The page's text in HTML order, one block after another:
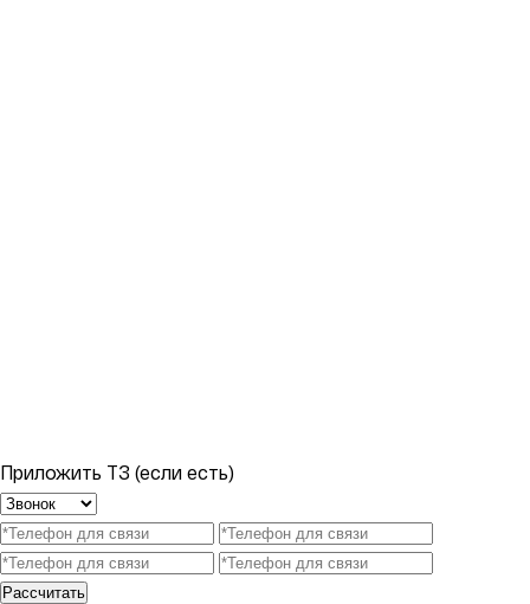
Приложить ТЗ (если есть)
Рассчитать